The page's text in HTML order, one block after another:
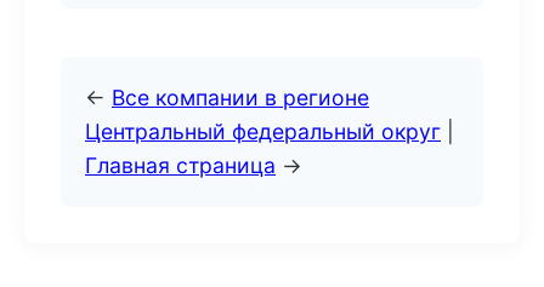
← Все компании в регионе
Центральный федеральный округ
Главная страница →